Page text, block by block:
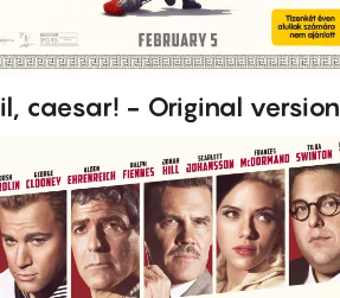
caesar! - Original version